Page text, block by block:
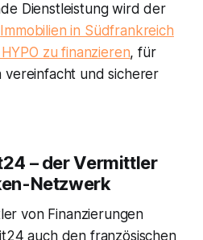
Dienstleistung wird der
Immobilien in Südfrankreich
zu finanzieren, für
vereinfacht und sicherer
– der Vermittler
Netzwerk
von Finanzierungen
auch den französischen